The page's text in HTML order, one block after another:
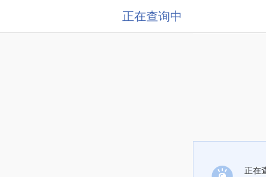
正在查询中
正在